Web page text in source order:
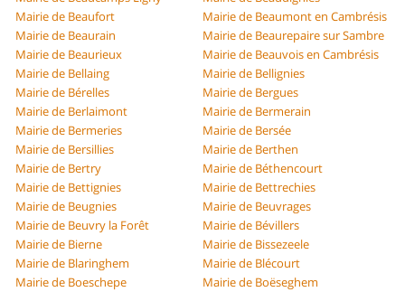
Mairie de Beaufort
Mairie de Beaumont en Cambrésis
Mairie de Beaurain
Mairie de Beaurepaire sur Sambre
Mairie de Beaurieux
Mairie de Beauvois en Cambrésis
Mairie de Bellaing
Mairie de Bellignies
Mairie de Bérelles
Mairie de Bergues
Mairie de Berlaimont
Mairie de Bermerain
Mairie de Bermeries
Mairie de Bersée
Mairie de Bersillies
Mairie de Berthen
Mairie de Bertry
Mairie de Béthencourt
Mairie de Bettignies
Mairie de Bettrechies
Mairie de Beugnies
Mairie de Beuvrages
Mairie de Beuvry la Forêt
Mairie de Bévillers
Mairie de Bierne
Mairie de Bissezeele
Mairie de Blaringhem
Mairie de Blécourt
Mairie de Boeschepe
Mairie de Boëseghem